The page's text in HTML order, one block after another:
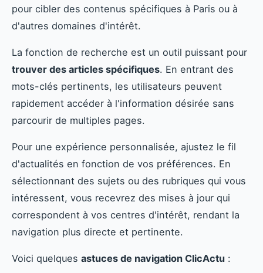
pour cibler des contenus spécifiques à Paris ou à
d'autres domaines d'intérêt.
La fonction de recherche est un outil puissant pour
trouver des articles spécifiques. En entrant des
mots-clés pertinents, les utilisateurs peuvent
rapidement accéder à l'information désirée sans
parcourir de multiples pages.
Pour une expérience personnalisée, ajustez le fil
d'actualités en fonction de vos préférences. En
sélectionnant des sujets ou des rubriques qui vous
intéressent, vous recevrez des mises à jour qui
correspondent à vos centres d'intérêt, rendant la
navigation plus directe et pertinente.
Voici quelques astuces de navigation ClicActu :